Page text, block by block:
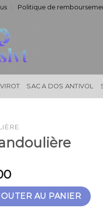
Politique de
SAC A DOS ANTIVOL
bandoulièreAU PANIER